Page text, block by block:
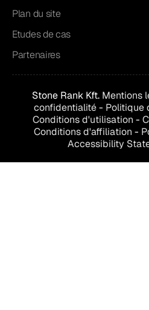
Plan du site
Etudes de cas
Partenaires
Stone Rank Kft. Mentions
confidentialité- Politique
Conditions d'utilisation -
Conditions d'affiliation -
Accessibility